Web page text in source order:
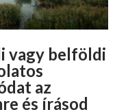
vagy belföldi
az
és írásod